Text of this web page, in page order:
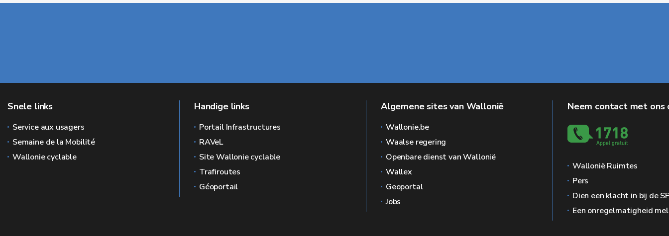
Snele links
Service aux usagers
Semaine de la Mobilité
Wallonie cyclable
Handige links
Portail Infrastructures
RAVeL
Site Wallonie cyclable
Trafiroutes
Géoportail
Algemene sites van Wallonië
Wallonie.be
Waalse regering
Openbare dienst van Wallonië
Wallex
Geoportal
Jobs
Neem contact met ons
Wallonië Ruimtes
Pers
Dien een klacht in bij de
Een onregelmatigheid